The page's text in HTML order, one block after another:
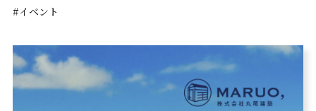
#イベント